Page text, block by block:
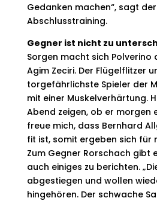
Gedanken machen“, sagt
Abschlusstraining.
Gegner ist nicht zu
Sorgen macht sich Polverino
Agim Zeciri. Der Flügelflitzer
torgefährlichste Spieler der
mit einer Muskelverhärtung.
Abend zeigen, ob er morgen
freue mich, dass Bernhard
fit ist, somit ergeben sich für
Zum Gegner Rorschach gibt
auch einiges zu berichten.
abgestiegen und wollen
hingehören. Der schwache